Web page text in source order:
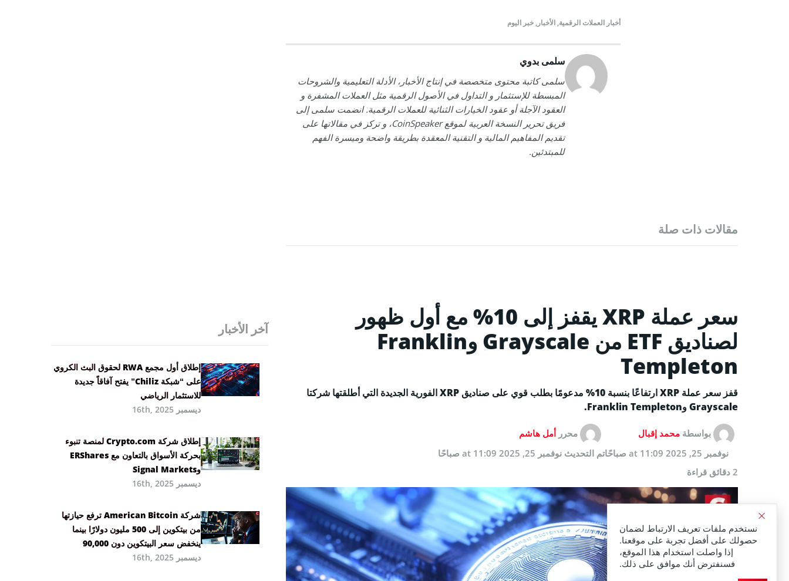
أخبار العملات الرقمية, الأخبار, خبر اليوم
سلمى بدوي
سلمى كاتبة محتوى متخصصة في إنتاج الأخبار، الأدلة التعليمية والشروحات
المبسطة للإستثمار و التداول في الأصول الرقمية مثل العملات المشفرة و
العقود الآجلة أو عقود الخيارات الثنائية للعملات الرقمية. انضمت سلمى إلى
فريق تحرير النسخة العربية لموقع CoinSpeaker، و تركز في مقالاتها على
تقديم المفاهيم المالية و التقنية المعقدة بطريقة واضحة وميسرة الفهم
للمبتدئين.
مقالات ذات صلة
سعر عملة XRP يقفز إلى 10% مع أول ظهور
لصناديق ETF من Grayscale وFranklin
Templeton
قفز سعر عملة XRP ارتفاعًا بنسبة 10% مدعومًا بطلب قوي على صناديق XRP الفورية الجديدة التي أطلقتها شركتا
Grayscale وFranklin Templeton.
بواسطة محمد إقبال محرر أمل هاشم
نوفمبر 25, 2025 at 11:09 صباحًا
تم التحديث نوفمبر 25, 2025 at 11:09 صباحًا
2 دقائق قراءة
آخر الأخبار
إطلاق أول مجمع RWA لحقوق البث الكروي
على “شبكة Chiliz” يفتح آفاقاً جديدة
للاستثمار الرياضي
ديسمبر 16th, 2025
إطلاق شركة Crypto.com لمنصة تنبوء
بحركة الأسواق بالتعاون مع ERShares
وSignal Markets
ديسمبر 16th, 2025
شركة American Bitcoin ترفع حيازتها
من بيتكوين إلى 500 مليون دولارًا بينما
ينخفض سعر البيتكوين دون 90,000
ديسمبر 16th, 2025
نستخدم ملفات تعريف الارتباط لضمان
حصولك على أفضل تجربة على موقعنا.
إذا واصلت استخدام هذا الموقع،
فسنفترض أنك موافق على ذلك.